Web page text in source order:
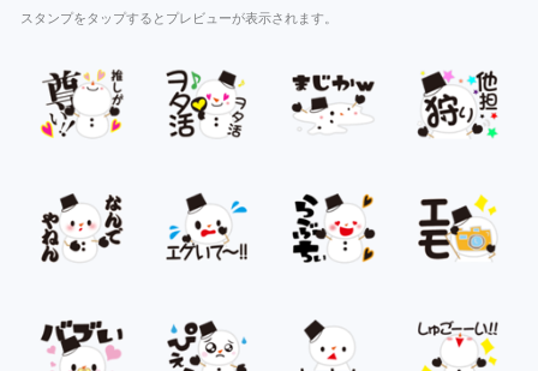
スタンプをタップするとプレビューが表示されます。